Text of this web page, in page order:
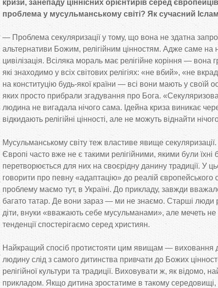
кризи, занепаду ціннісних орієнтирів серед
проблема у мусульманському світі? Як сучасний
— Проблема секуляризації у тому, що вона не здатна
альтернативи Божим, релігійним цінностям. Адже саме на
цивілізація. Всіляка мораль має релігійне коріння — вона
які знаходимо у всіх світових релігіях: «не вбий», «не
на конституцію будь-якої країни — всі вони мають у своїй
яких просто прибрали згадування про Бога.
людина не вигадала нічого сама. Ідейна криза виникає
відкидають релігійні цінності, але не можуть віднайти
Мусульманському світу теж властиве явище
Європі часто вже не є такими релігійними, якими були їхні
перетворюється для них на своєрідну данину традиції. У
говорити про певну «адаптацію» до реалій європейського
проблему маємо тут, в Україні. До прикладу, завжди
багато татар. Де вони зараз — ми не знаємо. Старші люди
діти, внуки «вважають себе мусульманами», але мечеть не
тенденції спостерігаємо серед християн.
Найкращий спосіб протистояти цим явищам — виховання
людину слід з самого дитинства привчати до Божих
релігійної культури та традиції. Виховувати ж, як відомо,
прикладом. Якщо дитина зростатиме в такому середовищі,